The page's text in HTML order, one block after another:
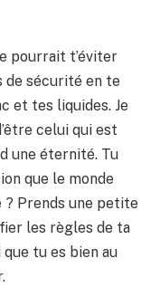
pourrait t’éviter
de sécurité en te
et tes liquides. Je
celui qui est
une éternité. Tu
que le monde
Prends une petite
les règles de ta
tu es bien au